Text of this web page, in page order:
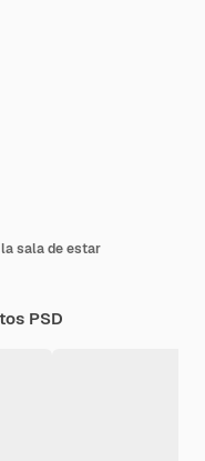
sala de estar
PSD